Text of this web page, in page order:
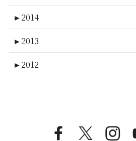
►2014
►2013
►2012